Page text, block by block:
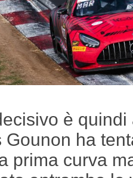
è quindi
Gounon ha
prima curva